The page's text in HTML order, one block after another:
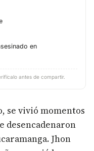
en
antes de compartir.
se vivió momentos
desencadenaron
Jhon